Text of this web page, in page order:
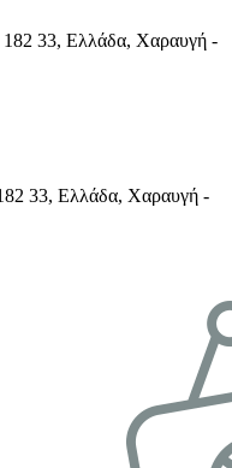
182 33, Ελλάδα, Χαραυγή -
33, Ελλάδα, Χαραυγή -